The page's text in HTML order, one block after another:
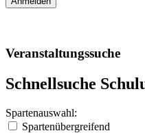
Veranstaltungssuche
Schnellsuche
Spartenauswahl:
Spartenübergreifend